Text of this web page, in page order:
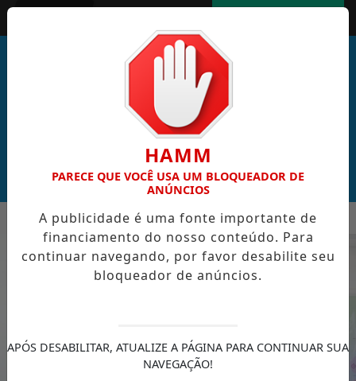
DE CABO VERDE VENCE ELEIÇÃO DO GOL MAIS BONITO DA
EM ALTA
MENU
HAMM
PARECE QUE VOCÊ USA UM BLOQUEADOR DE
ANÚNCIOS
A publicidade é uma fonte importante de
financiamento do nosso conteúdo. Para
continuar navegando, por favor desabilite seu
bloqueador de anúncios.
APÓS DESABILITAR, ATUALIZE A PÁGINA PARA CONTINUAR SUA
NAVEGAÇÃO!